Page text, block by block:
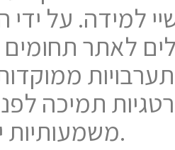
למידה. על
לאתר
תמיכה
משמעותיות יותר, כגון ירידה במוטיבציה, משמעת או הערכה עצמית.